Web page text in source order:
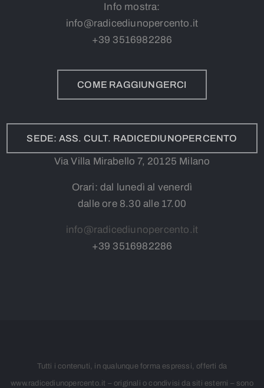
Info mostra:
info@radicediunopercento.it
+39 3516982286
COME RAGGIUNGERCI
SEDE: ASS. CULT. RADICEDIUNOPERCENTO
Via Villa Mirabello 7, 20125 Milano
Orari: dal lunedì al venerdì
dalle ore 8.30 alle 17.00
info@radicediunopercento.it
+39 3516982286
Tutti i contenuti, in qualunque forma espressi, offerti da
www.radicediunopercento.it – originali o condivisi da siti esterni – sono